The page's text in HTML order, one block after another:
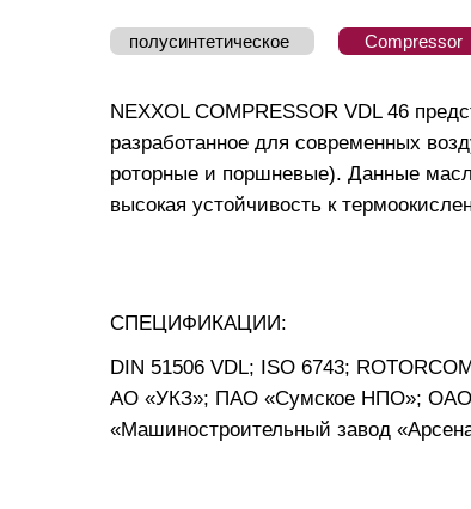
полусинтетическое Compressor
NEXXOL COMPRESSOR VDL 46
разработанное для современных
роторные и поршневые). Данные
высокая устойчивость к
DIN 51506 VDL; ISO 6743;
АО «УКЗ»; ПАО «Сумское НПО»;
«Машиностроительный завод
СПЕЦИФИКАЦИИ: